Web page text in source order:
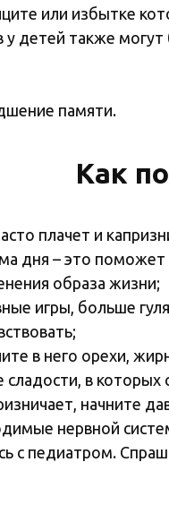
или избытке
детей также могут
памяти.
Как
плачет и
дня – это
образа жизни;
игры, больше
в него орехи,
в которых
начните
нервной
с педиатром.